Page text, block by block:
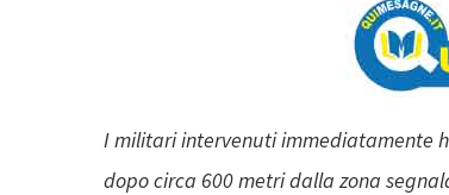
I militari intervenuti immediatamente
dopo circa 600 metri dalla zona